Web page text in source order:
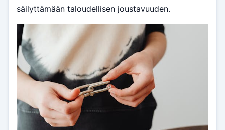
säilyttämään taloudellisen joustavuuden.